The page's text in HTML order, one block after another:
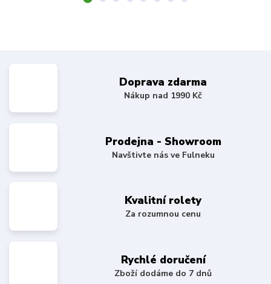
Doprava zdarma
Nákup nad 1990 Kč
Prodejna - Showroom
Navštivte nás ve Fulneku
Kvalitní rolety
Za rozumnou cenu
Rychlé doručení
Zboží dodáme do 7 dnů